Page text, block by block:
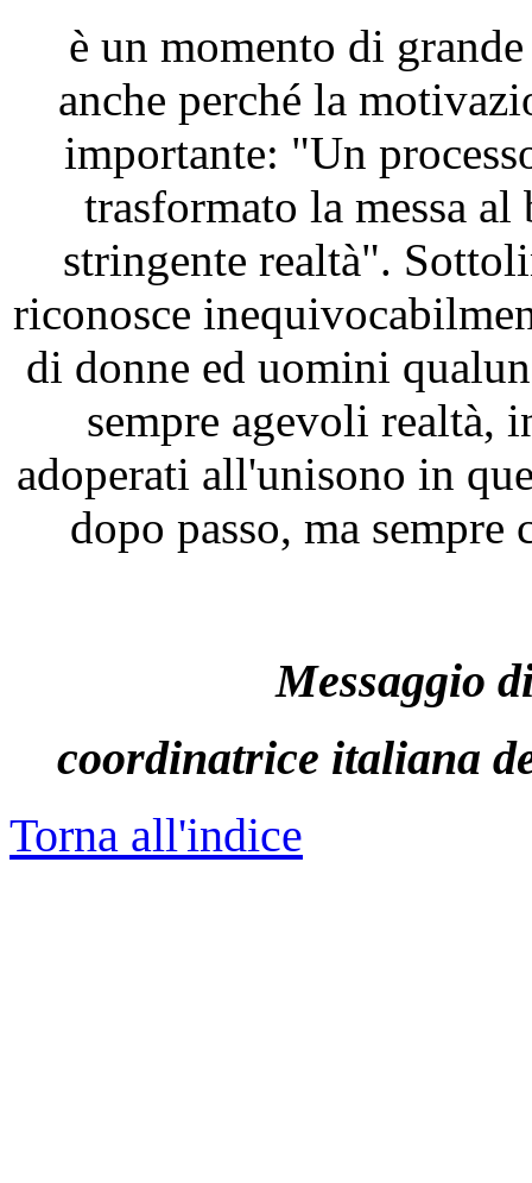
è un momento di
anche perché la
importante: "Un
trasformato la messa
stringente realtà".
riconosce
di donne ed uomini
sempre agevoli realtà,
adoperati all'unisono in
dopo passo, ma
Messaggio
coordinatrice italiana
Torna all'indice